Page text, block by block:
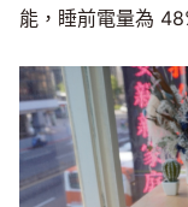
能，睡前電量為